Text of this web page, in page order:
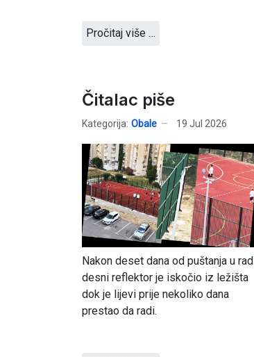
Pročitaj više …
Čitalac piše
Kategorija: Obale 19 Jul 2026
Nakon deset dana od puštanja u rad
desni reflektor je iskočio iz ležišta
dok je lijevi prije nekoliko dana
prestao da radi.